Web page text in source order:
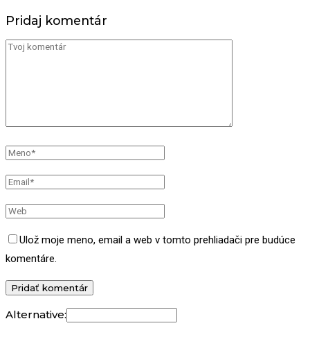
Pridaj komentár
Ulož moje meno, email a web v tomto prehliadači pre budúce
komentáre.
Alternative: